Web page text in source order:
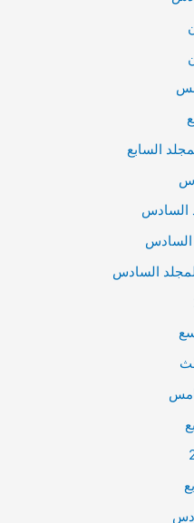
السابع
السادس
السادس
السادس